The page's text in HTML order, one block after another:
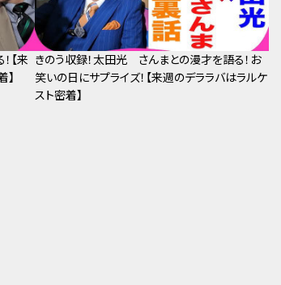
【来 きのう収録！太田光 さんまとの漫才を語る！お
笑いの日にサプライズ！【来週のデララバはラルケ
スト密着】